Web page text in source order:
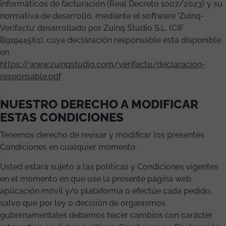
informáticos de facturación (Real Decreto 1007/2023) y su
normativa de desarrollo, mediante el software ‘Zuinq-
Verifactu’ desarrollado por Zuinq Studio S.L. (CIF
B91944561), cuya declaración responsable está disponible
en
https://www.zuinqstudio.com/verifactu/declaracion-
responsable.pdf
NUESTRO DERECHO A MODIFICAR
ESTAS CONDICIONES
Tenemos derecho de revisar y modificar los presentes
Condiciones en cualquier momento.
Usted estará sujeto a las políticas y Condiciones vigentes
en el momento en que use la presente página web,
aplicación móvil y/o plataforma o efectúe cada pedido,
salvo que por ley o decisión de organismos
gubernamentales debamos hacer cambios con carácter